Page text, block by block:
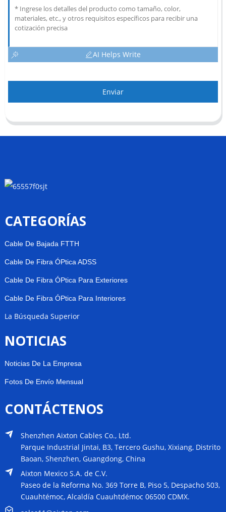
AI Helps Write
Enviar
CATEGORÍAS
Cable De Bajada FTTH
Cable De Fibra ÓPtica ADSS
Cable De Fibra ÓPtica Para Exteriores
Cable De Fibra ÓPtica Para Interiores
La Búsqueda Superior
NOTICIAS
Noticias De La Empresa
Fotos De Envío Mensual
CONTÁCTENOS
Shenzhen Aixton Cables Co., Ltd.
Parque Industrial Jintai, B3, Tercero Gushu, Xixiang, Distrito
Baoan, Shenzhen, Guangdong, China
Aixton Mexico S.A. de C.V.
Paseo de la Reforma No. 369 Torre B, Piso 5, Despacho 503,
Cuauhtémoc, Alcaldía Cuauhtdémoc 06500 CDMX.